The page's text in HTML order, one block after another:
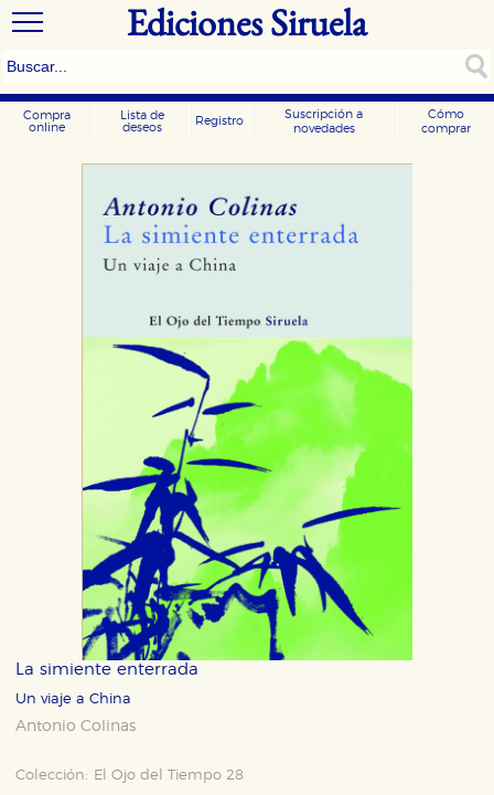
Ediciones Siruela
Compra
online
Lista de
deseos
Registro
Suscripción a
novedades
Cómo
comprar
La simiente enterrada
Un viaje a China
Antonio Colinas
Colección:
El Ojo del Tiempo 28